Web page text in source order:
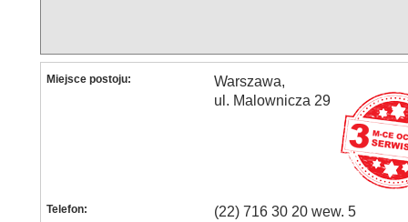
Miejsce postoju:
Warszawa,
ul. Malownicza 29
Telefon: (22) 716 30 20 wew. 5